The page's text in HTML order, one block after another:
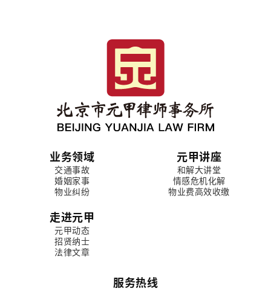
业务领域
交通事故
婚姻家事
物业纠纷
元甲讲座
和解大讲堂
情感危机化解
物业费高效收缴
走进元甲
元甲动态
招贤纳士
法律文章
服务热线